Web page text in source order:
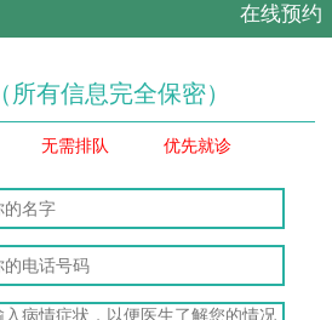
在线预约
（所有信息完全保密）
无需排队 优先就诊